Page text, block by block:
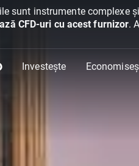
sunt instrumente complexe
CFD-uri cu acest furnizor.
Investește